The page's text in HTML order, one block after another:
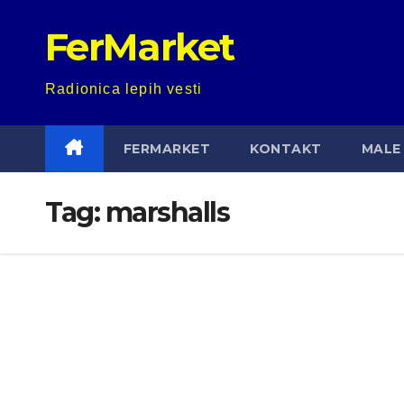
FerMarket
Radionica lepih vesti
FERMARKET KONTAKT MALE
Tag: marshalls